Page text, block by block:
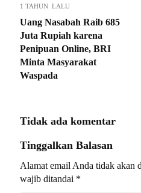
1 TAHUN LALU
Uang Nasabah Raib 685
Juta Rupiah karena
Penipuan Online, BRI
Minta Masyarakat
Waspada
Tidak ada komentar
Tinggalkan Balasan
Alamat email Anda tidak akan
wajib ditandai *